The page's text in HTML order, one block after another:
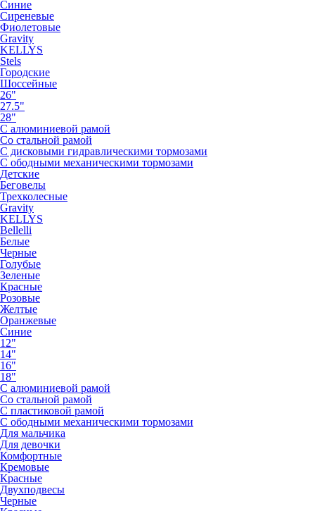
Синие
Сиреневые
Фиолетовые
Gravity
KELLYS
Stels
Городские
Шоссейные
26"
27.5"
28"
С алюминиевой рамой
Со стальной рамой
С дисковыми гидравлическими тормозами
С ободными механическими тормозами
Детские
Беговелы
Трехколесные
Gravity
KELLYS
Bellelli
Белые
Черные
Голубые
Зеленые
Красные
Розовые
Желтые
Оранжевые
Синие
12"
14"
16"
18"
С алюминиевой рамой
Со стальной рамой
С пластиковой рамой
С ободными механическими тормозами
Для мальчика
Для девочки
Комфортные
Кремовые
Красные
Двухподвесы
Черные